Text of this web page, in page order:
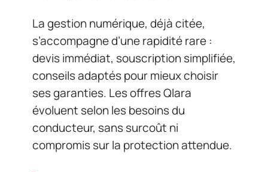
La gestion numérique, déjà citée,
s’accompagne d’une rapidité rare :
devis immédiat, souscription simplifiée,
conseils adaptés pour mieux choisir
ses garanties. Les offres Qlara
évoluent selon les besoins du
conducteur, sans surcoût ni
compromis sur la protection attendue.